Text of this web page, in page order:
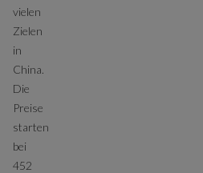
vielen
Zielen
in
China.
Die
Preise
starten
bei
452